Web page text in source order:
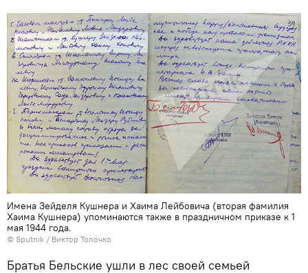
Имена Зейделя Кушнера и Хаима Лейбовича (вторая фамилия
Хаима Кушнера) упоминаются также в праздничном приказе к 1
мая 1944 года.
© Sputnik / Виктор Толочко
Братья Бельские ушли в лес своей семьей